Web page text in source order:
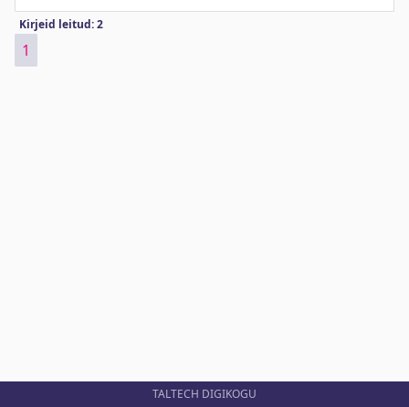
Kirjeid leitud: 2
1
TALTECH DIGIKOGU